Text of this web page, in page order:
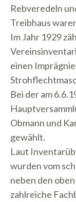
Rebveredeln
Treibhaus
Im Jahr 1929
einen
Bei der am
Obmann und
gewählt.
Laut
wurden vom
neben den
zahlreiche